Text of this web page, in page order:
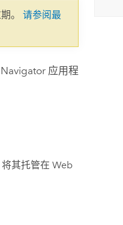
期。请参阅最
Navigator 应用程
其托管在 Web